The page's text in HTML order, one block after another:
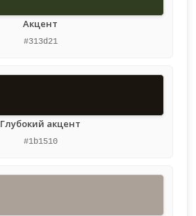
Акцент
#313d21
Глубокий акцент
#1b1510